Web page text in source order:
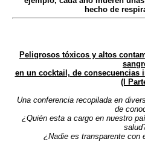
hecho de
Peligrosos tóxicos y altos
en un cocktail, de consecuencias
(I
Una conferencia recopilada en
de
¿Quién esta a cargo en nuestro
¿Nadie es transparente con